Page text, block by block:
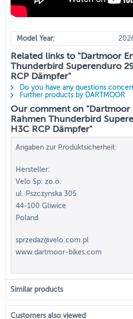
Model Year:
Related links to "Dartmoor
Thunderbird Superenduro
RCP Dämpfer"
Do you have any questions
Further products by DARTMOOR
Our comment on "Dartmoor
Rahmen Thunderbird
H3C RCP Dämpfer"
Angaben zur Produktsicherheit:
Hersteller:
Velo Sp. zo.o.
ul. Pszczynska 305
44-100 Gliwice
Poland
sprzedaz@velo.com.pl
www.dartmoor-bikes.com
Similar products
Customers also viewed